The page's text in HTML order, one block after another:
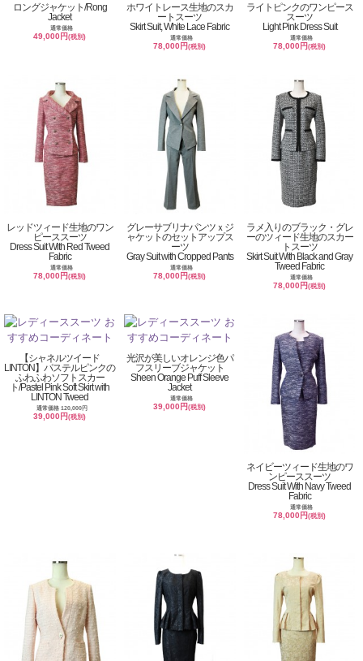
ロングジャケット/Rong
Jacket
通常価格
49,000円(税別)
ホワイトレース生地のスカ
ートスーツ
Skirt Suit, White Lace Fabric
通常価格
78,000円(税別)
ライトピンクのワンピース
スーツ
Light Pink Dress Suit
通常価格
78,000円(税別)
レッドツィード生地のワン
ピーススーツ
Dress Suit With Red Tweed
Fabric
通常価格
78,000円(税別)
グレーサブリナパンツｘジ
ャケットのセットアップス
ーツ
Gray Suit with Cropped Pants
通常価格
78,000円(税別)
ラメ入りのブラック・グレ
ーのツィード生地のスカー
トスーツ
Skirt Suit With Black and Gray
Tweed Fabric
通常価格
78,000円(税別)
【シャネルツイード
LINTON】パステルピンクの
ふわふわソフトスカー
ト/Pastel Pink Soft Skirt with
LINTON Tweed
通常価格 120,000円
39,000円(税別)
光沢が美しいオレンジ色パ
フスリーブジャケット
Sheen Orange Puff Sleeve
Jacket
通常価格
39,000円(税別)
ネイビーツィード生地のワ
ンピーススーツ
Dress Suit With Navy Tweed
Fabric
通常価格
78,000円(税別)